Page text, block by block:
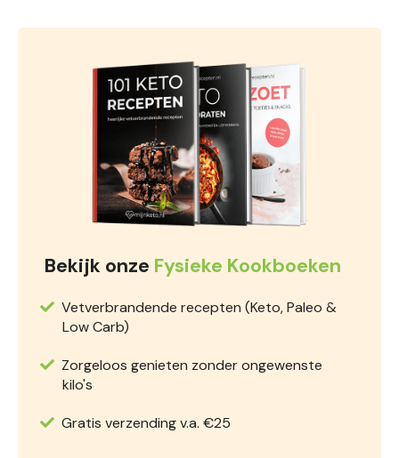
Bekijk onze Fysieke Kookboeken
Vetverbrandende recepten (Keto, Paleo &
Low Carb)
Zorgeloos genieten zonder ongewenste
kilo's
Gratis verzending v.a. €25